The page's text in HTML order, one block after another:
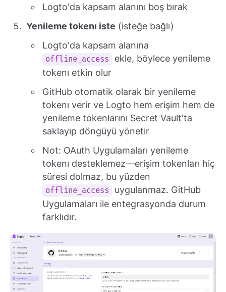
Logto'da kapsam alanını boş bırak
Yenileme tokenı iste (isteğe bağlı)
Logto'da kapsam alanına
offline_access
ekle, böylece yenileme
tokenı etkin olur
GitHub otomatik olarak bir yenileme
tokenı verir ve Logto hem erişim hem de
yenileme tokenlarını Secret Vault'ta
saklayıp döngüyü yönetir
Not: OAuth Uygulamaları yenileme
tokenı desteklemez—erişim tokenları hiç
süresi dolmaz, bu yüzden
offline_access
uygulanmaz. GitHub
Uygulamaları ile entegrasyonda durum
farklıdır.